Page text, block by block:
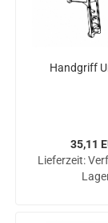
Hand­griff
35,11
Lieferzeit: